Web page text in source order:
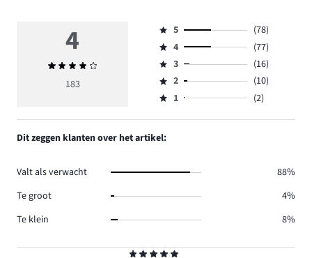
4
Gemiddelde
beoordeling
183
Beoordeling
5,
aantal
reviews
78.
5
(78)
Beoordeling
4,
aantal
reviews
4
(77)
Beoordeling
3,
aantal
3
(16)
Beoordeling
2,
10.
2
(10)
Beoordeling
1,
aantal
reviews
1 (2)
Dit zeggen klanten over het artikel:
Valt als verwacht
88%
Te groot
4%
Te klein
8%